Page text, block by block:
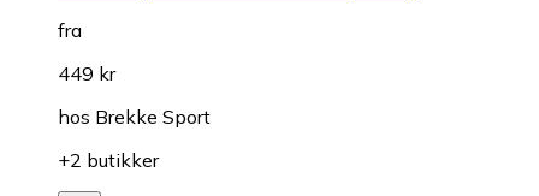
fra
449 kr
hos Brekke Sport
+2 butikker